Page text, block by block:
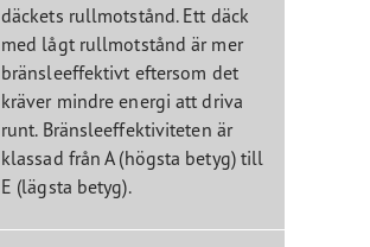
däckets rullmotstånd. Ett däck
med lågt rullmotstånd är mer
bränsleeffektivt eftersom det
kräver mindre energi att driva
runt. Bränsleeffektiviteten är
klassad från A (högsta betyg) till
E (lägsta betyg).